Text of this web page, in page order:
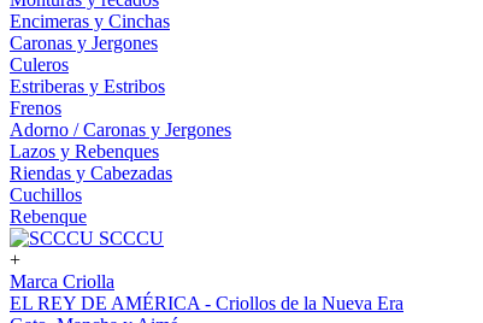
Encimeras y Cinchas
Caronas y Jergones
Culeros
Estriberas y Estribos
Frenos
Adorno / Caronas y Jergones
Lazos y Rebenques
Riendas y Cabezadas
Cuchillos
Rebenque
SCCCU
+
Marca Criolla
EL REY DE AMÉRICA - Criollos de la Nueva Era